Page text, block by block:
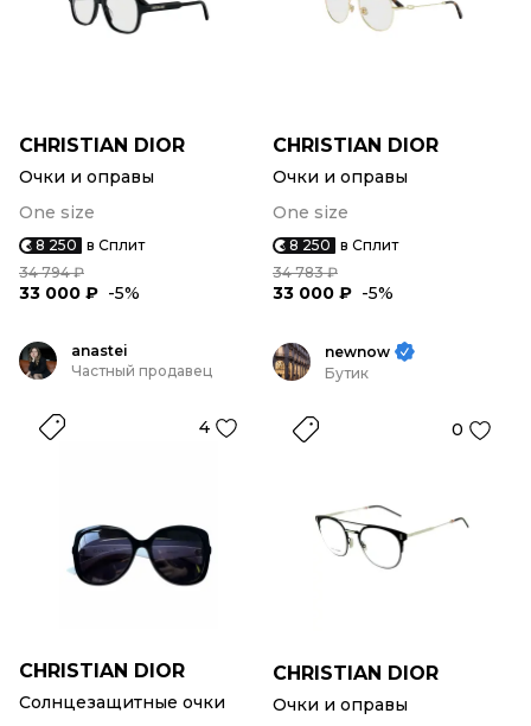
CHRISTIAN DIOR
Очки и оправы
One size
8 250 в Сплит
34 794 ₽
33 000 ₽ -5%
CHRISTIAN DIOR
Очки и оправы
One size
8 250 в Сплит
34 783 ₽
33 000 ₽ -5%
anastei
Частный продавец
4
CHRISTIAN DIOR
Солнцезащитные очки
newnow
Бутик
0
CHRISTIAN DIOR
Очки и оправы